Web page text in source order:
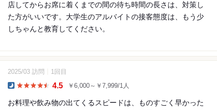
店してからお席に着くまでの間の待ち時間の長さは、対策し
た方がいいです。大学生のアルバイトの接客態度は、もう少
しちゃんと教育してください。
2025/03 訪問 1回目
4.5 ￥6,000～￥7,999/1人
お料理や飲み物の出てくるスピードは、ものすごく早かった